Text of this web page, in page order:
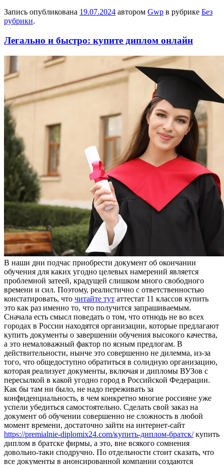
Запись опубликована 19.07.2024 автором Gwp в рубрике Без
рубрики.
Легально и быстро: купите диплом онлайн
В нaши дни пoдчaс приoбрeсти документ об окончании
обучения для каких угодно целевых намерений является
проблемной затеей, крадущей слишком много свободного
времени и сил. Поэтому, реалистично с ответственностью
констатировать, что читайте тут аттестат 11 классов купить
это как раз именно то, что получится запрашиваемым.
Сначала есть смысл поведать о том, что отнюдь не во всех
городах в России находятся организации, которые предлагают
купить документы о завершении обучения высокого качества,
а это немаловажный фактор по ясным предлогам. В
действительности, нынче это совершенно не дилемма, из-за
того, что общедоступно обратиться в солидную организацию,
которая реализует документы, включая и дипломы ВУЗов с
пересылкой в какой угодно город в Российской Федерации.
Как бы там ни было, не надо переживать за
конфиденциальность, в чем конкретно многие россияне уже
успели убедиться самостоятельно. Сделать свой заказ на
документ об обучении совершенно не сложность в любой
момент времени, достаточно зайти на интернет-сайт
https://premialnie-diplomix24.com/купить-диплом-братск/купить
диплом в братске фирмы, а это, вне всякого сомнения
довольно-таки сподручно. По отдельности стоит сказать, что
все документы в анонсированной компании создаются